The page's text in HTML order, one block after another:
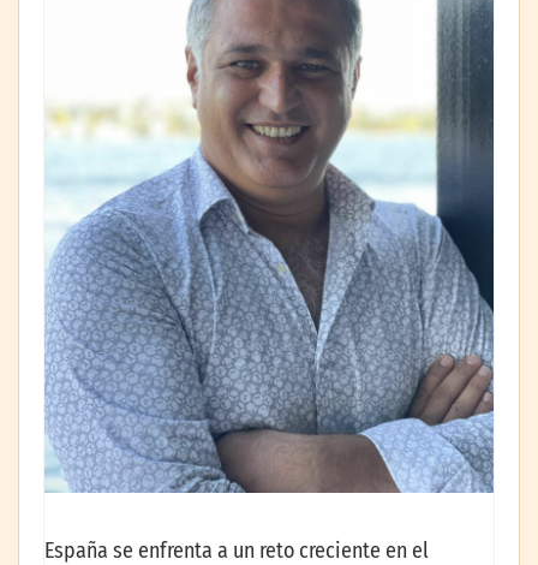
España se enfrenta a un reto creciente en el